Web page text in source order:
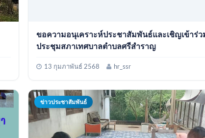
ขอความอนุเคราะห์ประชาสัมพันธ์และเชิญเข้าร่ว
ประชุมสภาเทศบาลตำบลศรีสำราญ
13 กุมภาพันธ์ 2568 hr_ssr
ข่าวประชาสัมพันธ์